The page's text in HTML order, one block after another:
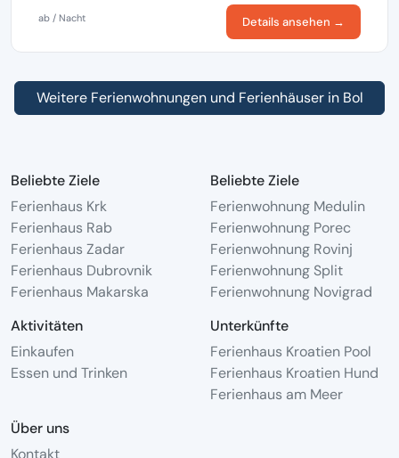
ab / Nacht Details ansehen →
Weitere Ferienwohnungen und Ferienhäuser in Bol
Beliebte Ziele
Ferienhaus Krk
Ferienhaus Rab
Ferienhaus Zadar
Ferienhaus Dubrovnik
Ferienhaus Makarska
Beliebte Ziele
Ferienwohnung Medulin
Ferienwohnung Porec
Ferienwohnung Rovinj
Ferienwohnung Split
Ferienwohnung Novigrad
Aktivitäten
Einkaufen
Essen und Trinken
Unterkünfte
Ferienhaus Kroatien Pool
Ferienhaus Kroatien Hund
Ferienhaus am Meer
Über uns
Kontakt